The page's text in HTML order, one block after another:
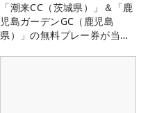
「潮来CC（茨城県）」＆「鹿
児島ガーデンGC（鹿児島
県）」の無料プレー券が当た